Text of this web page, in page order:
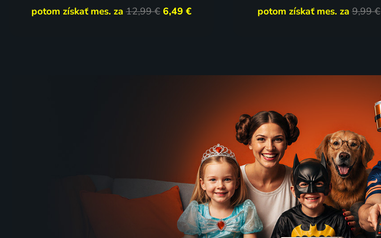
potom získať mes. za12,99 € 6,49 €
potom získať mes. za9,99 €